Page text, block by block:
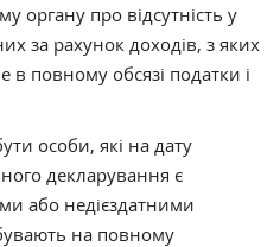
органу про відсутність у
за рахунок доходів, з яких
в повному обсязі податки і
особи, які на дату
декларування є
або недієздатними
на повному